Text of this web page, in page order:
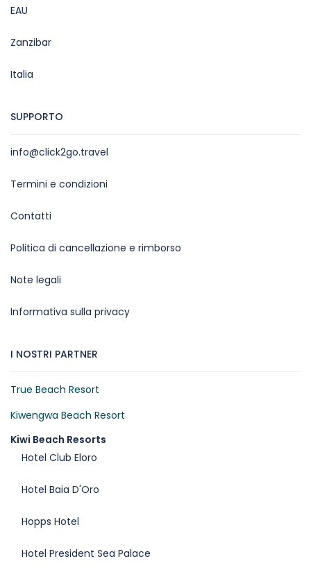
EAU
Zanzibar
Italia
SUPPORTO
info@click2go.travel
Termini e condizioni
Contatti
Politica di cancellazione e rimborso
Note legali
Informativa sulla privacy
I NOSTRI PARTNER
True Beach Resort
Kiwengwa Beach Resort
Kiwi Beach Resorts
Hotel Club Eloro
Hotel Baia D'Oro
Hopps Hotel
Hotel President Sea Palace